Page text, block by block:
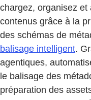
chargez, organisez
contenus grâce à la
des schémas de
balisage intelligent.
agentiques,
le balisage des
préparation des